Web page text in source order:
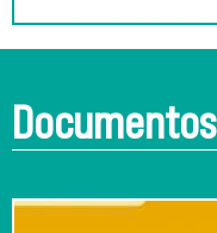
Documentos